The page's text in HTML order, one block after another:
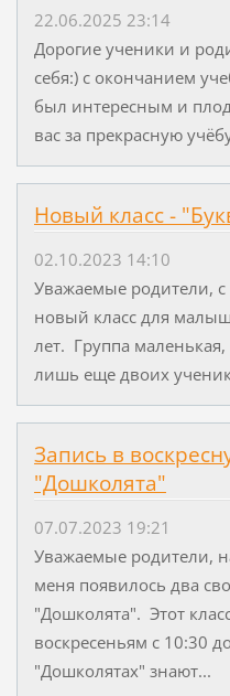
22.06.2025 23:14
Дорогие ученики и
себя:) с окончанием
был интересным и
вас за прекрасную
Новый класс -
02.10.2023 14:10
Уважаемые родители, с
новый класс для
лет. Группа маленькая,
лишь еще двоих
Запись в
"Дошколята"
07.07.2023 19:21
Уважаемые родители,
меня появилось два
"Дошколята". Этот
воскресеньям с 10:30
"Дошколятах" знают...